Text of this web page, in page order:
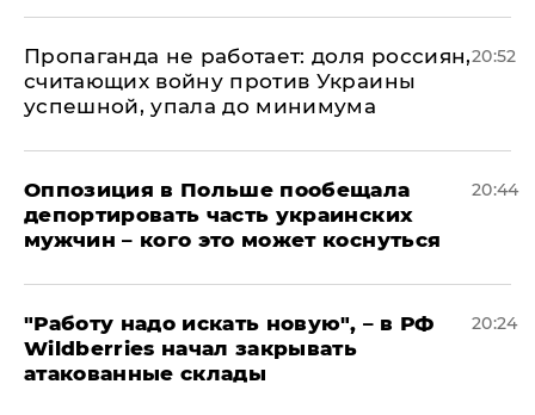
​Пропаганда не работает: доля россиян,
считающих войну против Украины
успешной, упала до минимума
20:52
Оппозиция в Польше пообещала
депортировать часть украинских
мужчин – кого это может коснуться
20:44
"Работу надо искать новую", – в РФ
Wildberries начал закрывать
атакованные склады
20:24